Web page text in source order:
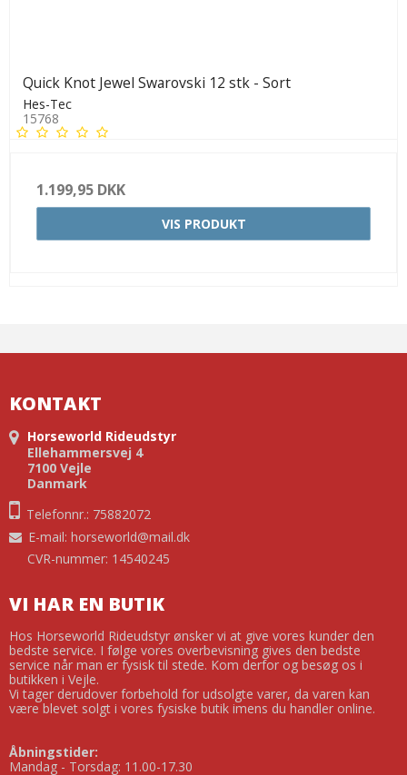
Quick Knot Jewel Swarovski 12 stk - Sort
Hes-Tec
15768
1.199,95 DKK
VIS PRODUKT
KONTAKT
Horseworld Rideudstyr
Ellehammersvej 4
7100 Vejle
Danmark
Telefonnr.: 75882072
E-mail: horseworld@mail.dk
CVR-nummer: 14540245
VI HAR EN BUTIK
Hos Horseworld Rideudstyr ønsker vi at give vores kunder den
bedste service. I følge vores overbevisning gives den bedste
service når man er fysisk til stede. Kom derfor og besøg os i
butikken i Vejle.
Vi tager derudover forbehold for udsolgte varer, da varen kan
være blevet solgt i vores fysiske butik imens du handler online.
Åbningstider:
Mandag - Torsdag: 11.00-17.30